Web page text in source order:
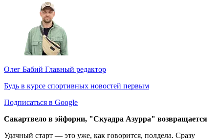
Олег Бабий Главный редактор
Будь в курсе спортивных новостей первым
Подписаться в Google
Сакартвело в эйфории, "Скуадра Азурра" возвращается
Удачный старт — это уже, как говорится, полдела. Сразу